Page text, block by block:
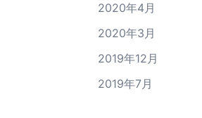
2020年4月
2020年3月
2019年12月
2019年7月